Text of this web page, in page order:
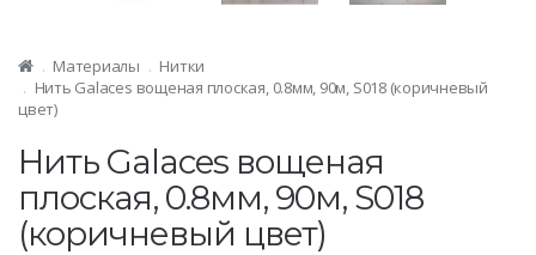
Материалы
Нитки
Нить Galaces вощеная плоская, 0.8мм, 90м, S018 (коричневый
цвет)
Нить Galaces вощеная
плоская, 0.8мм, 90м, S018
(коричневый цвет)